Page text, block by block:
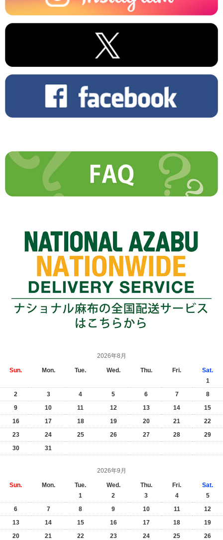
2026年8月
Sun. Mon. Tue. Wed. Thu. Fri.
Sat.
1
2
3 4 5 6 7
8
9
10 11 12 13 14
15
16
17 18 19 20 21
22
23
24 25 26 27 28
29
30
31
2026年9月
Sun. Mon. Tue. Wed. Thu. Fri.
Sat.
1
2 3 4
5
6
7 8 9 10 11
12
13
14 15 16 17 18
19
20
21 22 23 24 25 26